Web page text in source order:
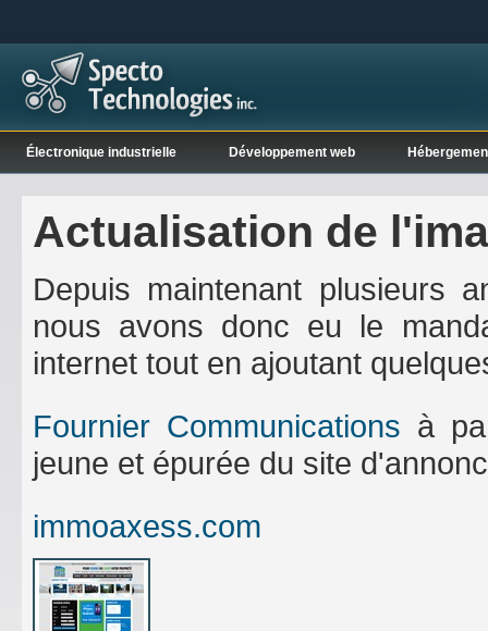
Électronique industrielle Développement web
Actualisation de
Depuis maintenant plusieurs
nous avons donc eu le
internet tout en ajoutant
Fournier Communications à
jeune et épurée du site
immoaxess.com